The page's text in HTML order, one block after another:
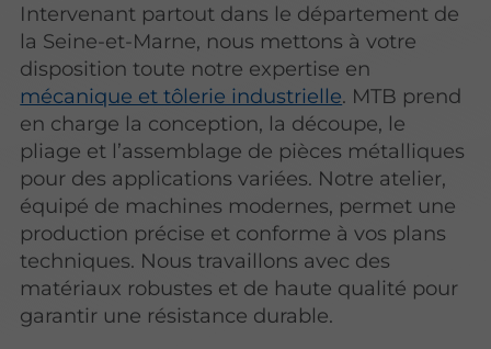
Intervenant partout dans le département de
la Seine-et-Marne, nous mettons à votre
disposition toute notre expertise en
mécanique et tôlerie industrielle. MTB prend
en charge la conception, la découpe, le
pliage et l’assemblage de pièces métalliques
pour des applications variées. Notre atelier,
équipé de machines modernes, permet une
production précise et conforme à vos plans
techniques. Nous travaillons avec des
matériaux robustes et de haute qualité pour
garantir une résistance durable.